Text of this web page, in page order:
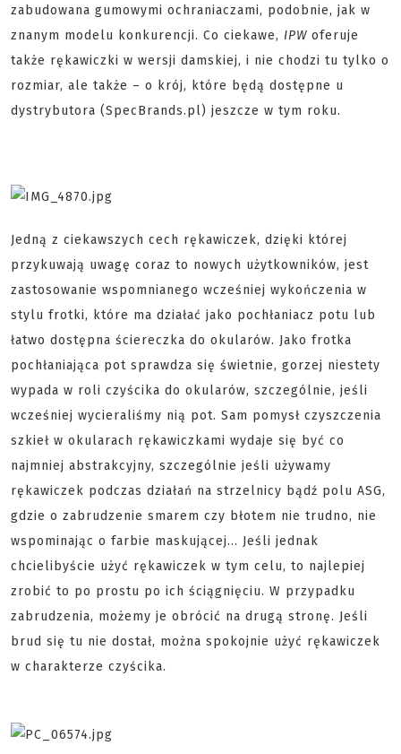
zabudowana gumowymi ochraniaczami, podobnie, jak w
znanym modelu konkurencji. Co ciekawe, IPW oferuje
także rękawiczki w wersji damskiej, i nie chodzi tu tylko o
rozmiar, ale także – o krój, które będą dostępne u
dystrybutora (SpecBrands.pl) jeszcze w tym roku.
Jedną z ciekawszych cech rękawiczek, dzięki której
przykuwają uwagę coraz to nowych użytkowników, jest
zastosowanie wspomnianego wcześniej wykończenia w
stylu frotki, które ma działać jako pochłaniacz potu lub
łatwo dostępna ściereczka do okularów. Jako frotka
pochłaniająca pot sprawdza się świetnie, gorzej niestety
wypada w roli czyścika do okularów, szczególnie, jeśli
wcześniej wycieraliśmy nią pot. Sam pomysł czyszczenia
szkieł w okularach rękawiczkami wydaje się być co
najmniej abstrakcyjny, szczególnie jeśli używamy
rękawiczek podczas działań na strzelnicy bądź polu ASG,
gdzie o zabrudzenie smarem czy błotem nie trudno, nie
wspominając o farbie maskującej… Jeśli jednak
chcielibyście użyć rękawiczek w tym celu, to najlepiej
zrobić to po prostu po ich ściągnięciu. W przypadku
zabrudzenia, możemy je obrócić na drugą stronę. Jeśli
brud się tu nie dostał, można spokojnie użyć rękawiczek
w charakterze czyścika.